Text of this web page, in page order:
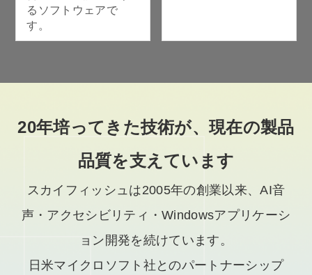
るソフトウェアで
す。
20年培ってきた技術が、現在の製品
品質を支えています
スカイフィッシュは2005年の創業以来、AI音
声・アクセシビリティ・Windowsアプリケーシ
ョン開発を続けています。
日米マイクロソフト社とのパートナーシップ